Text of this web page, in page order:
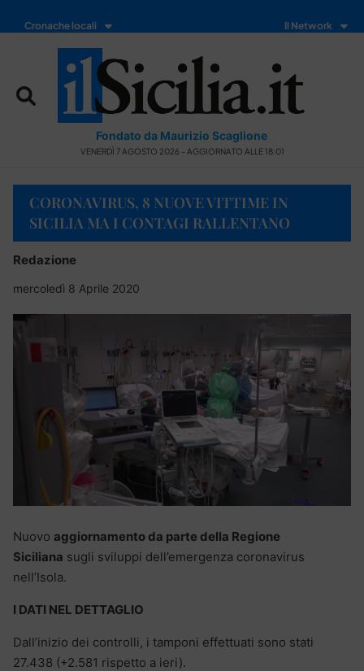
Cronache locali Il Network
Fondato da Maurizio Scaglione
VENERDÌ 7 AGOSTO 2026 - AGGIORNATO ALLE 18:01
CORONAVIRUS, 8 NUOVE VITTIME IN
SICILIA MA I CONTAGI RALLENTANO
Redazione
mercoledì 8 Aprile 2020
Nuovo aggiornamento da parte della Regione
Siciliana sugli sviluppi dell’emergenza coronavirus
nell’Isola.
I DATI NEL DETTAGLIO
Dall’inizio dei controlli, i tamponi effettuati sono stati
27.438 (+2.581 rispetto a ieri).